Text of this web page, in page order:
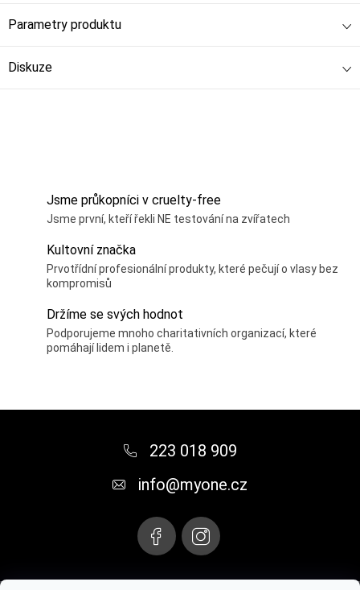
Parametry produktu
Diskuze
Jsme průkopníci v cruelty-free
Jsme první, kteří řekli NE testování na zvířatech
Kultovní značka
Prvotřídní profesionální produkty, které pečují o vlasy bez
kompromisů
Držíme se svých hodnot
Podporujeme mnoho charitativních organizací, které
pomáhají lidem i planetě.
223 018 909
info@myone.cz